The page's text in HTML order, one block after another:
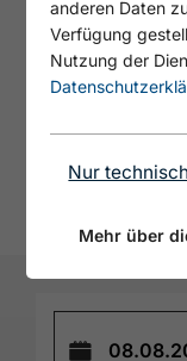
Euer Urlaub
genussvoll
einen
anderen Daten
Verfügung
Nutzung der
Nur
Mehr über